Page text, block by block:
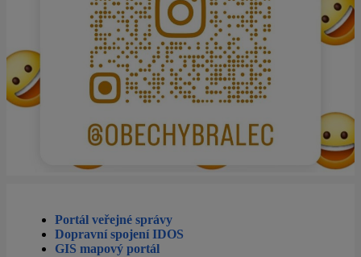
Portál veřejné správy
Dopravní spojení IDOS
GIS mapový portál